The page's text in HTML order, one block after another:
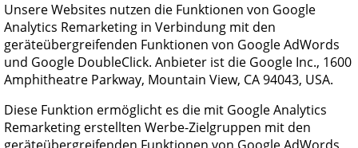
Unsere Websites nutzen die Funktionen von Google
Analytics Remarketing in Verbindung mit den
geräteübergreifenden Funktionen von Google AdWords
und Google DoubleClick. Anbieter ist die Google Inc., 1600
Amphitheatre Parkway, Mountain View, CA 94043, USA.
Diese Funktion ermöglicht es die mit Google Analytics
Remarketing erstellten Werbe-Zielgruppen mit den